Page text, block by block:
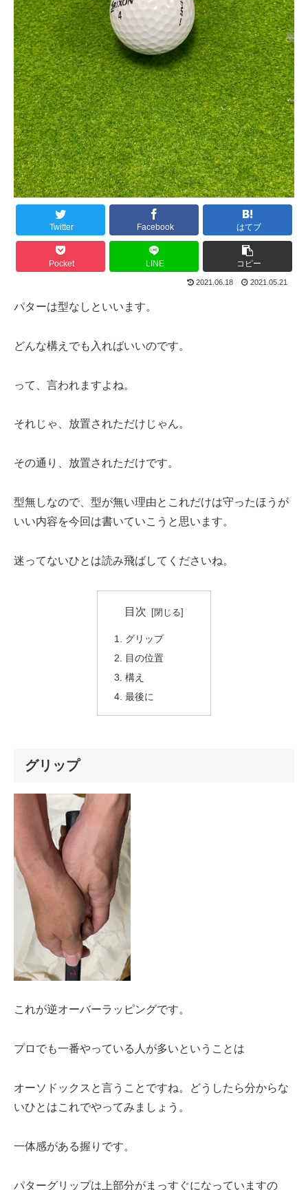
Twitter Facebook はてブ
Pocket LINE コピー
2021.06.18 2021.05.21
パターは型なしといいます。
どんな構えでも入ればいいのです。
って、言われますよね。
それじゃ、放置されただけじゃん。
その通り、放置されただけです。
型無しなので、型が無い理由とこれだけは守ったほうが
いい内容を今回は書いていこうと思います。
迷ってないひとは読み飛ばしてくださいね。
目次
グリップ
目の位置
構え
最後に
グリップ
これが逆オーバーラッピングです。
プロでも一番やっている人が多いということは
オーソドックスと言うことですね。どうしたら分からな
いひとはこれでやってみましょう。
一体感がある握りです。
パターグリップは上部分がまっすぐになっていますの